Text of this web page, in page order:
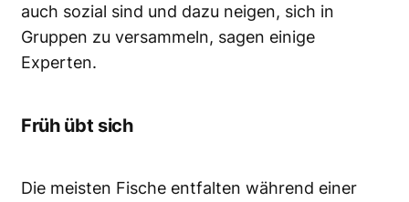
auch sozial sind und dazu neigen, sich in
Gruppen zu versammeln, sagen einige
Experten.
Früh übt sich
Die meisten Fische entfalten während einer